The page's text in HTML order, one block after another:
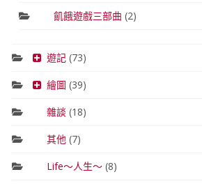
飢餓遊戲三部曲 (2)
遊記(73)
繪圖 (39)
雜談 (18)
其他(7)
Life～人生～(8)